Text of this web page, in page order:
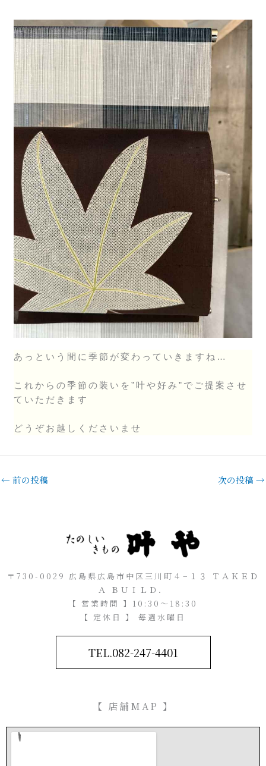
あっという間に季節が変わっていきますね…
これからの季節の装いを”叶や好み”でご提案させ
ていただきます
どうぞお越しくださいませ
← 前の投稿 次の投稿 →
〒730-0029 広島県広島市中区三川町４−１３ ＴＡＫＥＤ
Ａ ＢＵＩＬＤ．
【 営業時間 】10:30～18:30
【 定休日 】 毎週水曜日
TEL.082-247-4401
【 店舗MAP 】